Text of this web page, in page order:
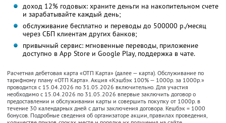
доход 12% годовых: храните деньги на накопительном счете
и зарабатывайте каждый день;
обслуживание бесплатно и переводы до 500000 р./месяц
через СБП клиентам других банков;
привычный сервис: мгновенные переводы, приложение
доступно в App Store и Google Play, поддержка в чате.
Расчетная дебетовая карта «ОТП Карта» (далее — карта). Обслуживание по
тарифному плану «ОТП Карта». Акция «Кэшбэк 100% — 1000р. за 1000р.»
проводится с 15.04.2026 по 31.05.2026 включительно. Для участия
необходимо с 15.04.2026 по 31.05.2026 впервые заключить договор о
предоставлении и обслуживании карты и совершить покупку от 1000р. в
течение 30 календарных дней с даты заключения договора. Кешбэк = 1000
бонусов. Подробные сведения об организаторе акции, правилах проведения,